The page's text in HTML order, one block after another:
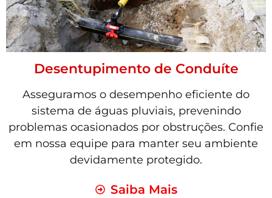
Desentupimento de Conduíte
Asseguramos o desempenho eficiente do
sistema de águas pluviais, prevenindo
problemas ocasionados por obstruções. Confie
em nossa equipe para manter seu ambiente
devidamente protegido.
Saiba Mais